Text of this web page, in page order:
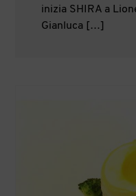
inizia SHIRA a
Gianluca […]